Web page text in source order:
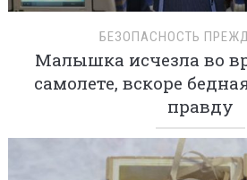
БЕЗОПАСНОСТЬ
Малышка исчезла во
самолете, вскоре
правду